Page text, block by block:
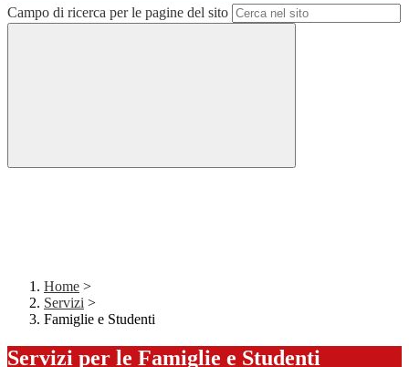
Campo di ricerca per le pagine del sito
Home >
Servizi >
Famiglie e Studenti
Servizi per le Famiglie e Studenti